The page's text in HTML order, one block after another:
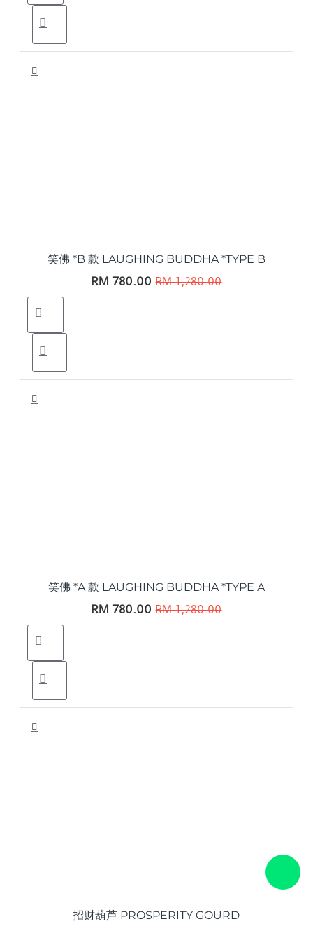
笑佛 *B 款 LAUGHING BUDDHA *TYPE B
RM 780.00 RM 1,280.00
笑佛 *A 款 LAUGHING BUDDHA *TYPE A
RM 780.00 RM 1,280.00
招财葫芦 PROSPERITY GOURD